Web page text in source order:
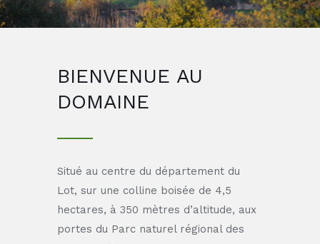
BIENVENUE AU
DOMAINE
Situé au centre du département du
Lot, sur une colline boisée de 4,5
hectares, à 350 mètres d’altitude, aux
portes du Parc naturel régional des